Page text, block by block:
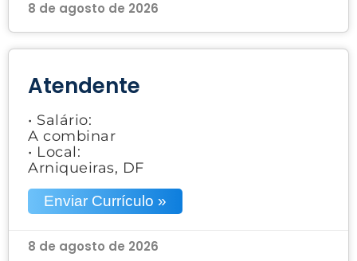
8 de agosto de 2026
Atendente
• Salário:
A combinar
• Local:
Arniqueiras, DF
Enviar Currículo »
8 de agosto de 2026